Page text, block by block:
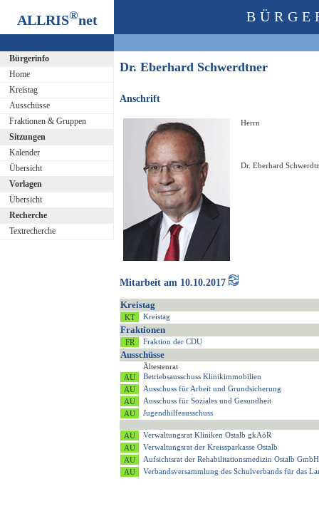
ALLRIS®net
Bürgerinfo
Home
Kreistag
Ausschüsse
Fraktionen & Gruppen
Sitzungen
Kalender
Übersicht
Vorlagen
Übersicht
Recherche
Textrecherche
Dr. Eberhard Schwerdtner
Anschrift
Herrn
Dr. Eberhard
Mitarbeit am 10.10.2017
Kreistag
Kreistag
Fraktionen
Fraktion der CDU
Ausschüsse
Ältestenrat
Betriebsausschuss Klinikimmobilien
Ausschuss für Arbeit und Grundsicherung
Ausschuss für Soziales und Gesundheit
Jugendhilfeausschuss
Verwaltungsrat Kliniken Ostalb gkAöR
Verwaltungsrat der Kreissparkasse Ostalb
Aufsichtsrat der Rehabilitationsmedizin Ostalb GmbH
Verbandsversammlung des Schulverbands für das